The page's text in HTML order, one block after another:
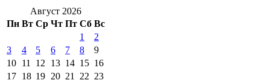
Август 2026
Пн Вт Ср Чт Пт Сб Вс
1
2
3
4 5 6 7 8
9
10 11 12 13 14 15 16
17 18 19 20 21 22 23